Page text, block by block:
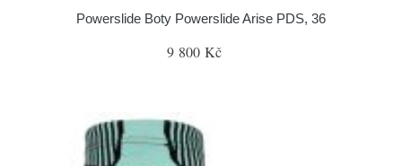
Powerslide Boty Powerslide Arise PDS, 36
9 800 Kč